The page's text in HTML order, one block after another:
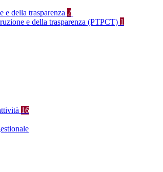
e della trasparenza 2
e della trasparenza (PTPCT) 1
16